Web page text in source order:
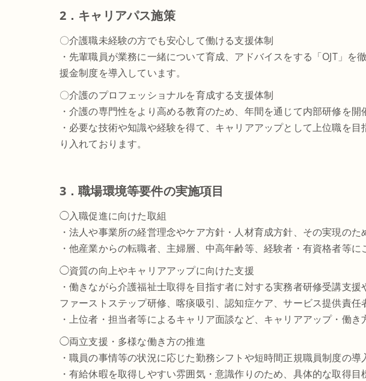
2．キャリアパス施策
〇介護職未経験の方でも安心して働ける支援体制
・先輩職員が業務に一緒について育成、アドバイスをする「OJT」
援金制度を導入しています。
〇介護のプロフェッショナルを育成する支援体制
・介護の専門性をより高める教育のため、年間を通じて内部研修を開
・必要な技術や知識や経験を得て、キャリアアップとして上位職を
り入れております。
3．職場環境等要件の実施項目
◯入職促進に向けた取組
・法人や事業所の経営理念やケア方針・人材育成方針、その実現の
・他産業からの転職者、主婦層、中高年齢等、経験者・有資格者等
◯資質の向上やキャリアアップに向けた支援
・働きながら介護福祉士取得を目指す者に対する実務者研修受講支
ファーストステップ研修、喀痰吸引、認知症ケア、サービス提供責
・上位者・担当者等によるキャリア面談など、キャリアアップ・働
◯両立支援・多様な働き方の推進
・職員の事情等の状況に応じた勤務シフトや短時間正規職員制度の
・有給休暇を取得しやすい雰囲気・意識作りのため、具体的な取得